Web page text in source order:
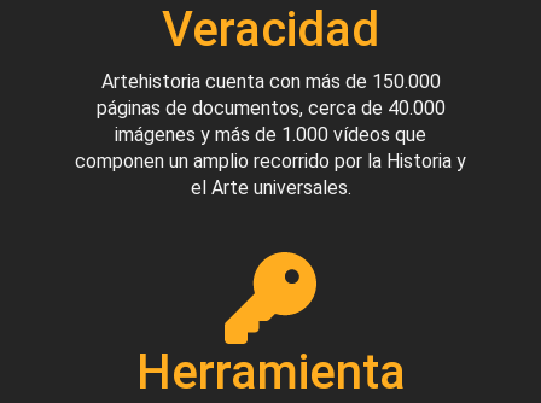
Veracidad
Artehistoria cuenta con más de 150.000
páginas de documentos, cerca de 40.000
imágenes y más de 1.000 vídeos que
componen un amplio recorrido por la Historia y
el Arte universales.
Herramienta